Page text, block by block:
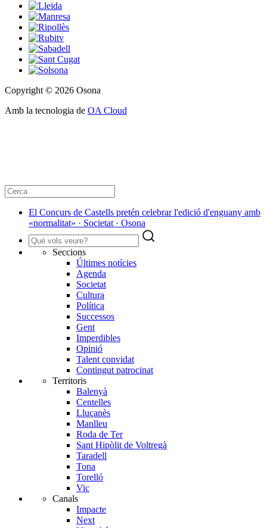
Copyright © 2026 Osona
Amb la tecnologia de OA Cloud
El Concurs de Castells pretén celebrar l'edició d'enguany amb
«normalitat» · Societat · Osona
Seccions
Últimes notícies
Agenda
Societat
Cultura
Política
Successos
Gent
Imperdibles
Opinió
Talent convidat
Contingut patrocinat
Territoris
Balenyà
Centelles
Lluçanès
Manlleu
Roda de Ter
Sant Hipòlit de Voltregà
Taradell
Tona
Torelló
Vic
Canals
Impacte
Next